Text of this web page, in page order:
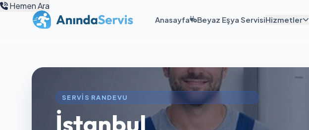
Anasayfa Beyaz Eşya ServisiHizmetler
Hemen Ara
SERVIS RANDEVU
İstanbul